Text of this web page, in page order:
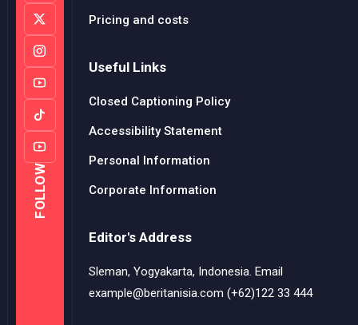
FOLLOW
Pricing and costs
Useful Links
Closed Captioning Policy
Accessibility Statement
Personal Information
Corporate Information
Editor's Address
Sleman, Yogyakarta, Indonesia. Email
example@beritanisia.com (+62)122 33 444